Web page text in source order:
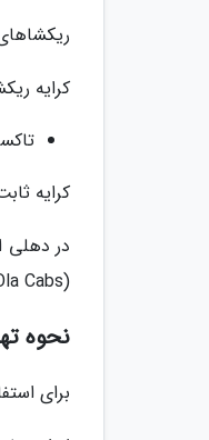
کرایه ریکشا
کرایه ثابت تاکسی های دهلی
(Ola Cabs) اشاره نمود.
نحوه
برای